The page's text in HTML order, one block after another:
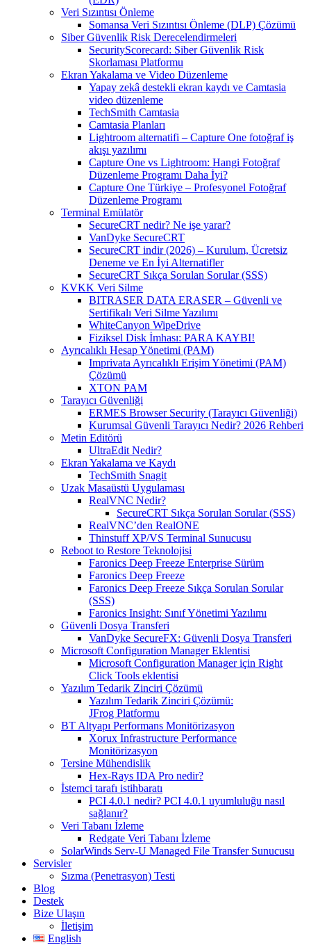
Veri Sızıntısı Önleme
Somansa Veri Sızıntısı Önleme (DLP) Çözümü
Siber Güvenlik Risk Derecelendirmeleri
SecurityScorecard: Siber Güvenlik Risk
Skorlaması Platformu
Ekran Yakalama ve Video Düzenleme
Yapay zekâ destekli ekran kaydı ve Camtasia
video düzenleme
TechSmith Camtasia
Camtasia Planları
Lightroom alternatifi – Capture One fotoğraf iş
akışı yazılımı
Capture One vs Lightroom: Hangi Fotoğraf
Düzenleme Programı Daha İyi?
Capture One Türkiye – Profesyonel Fotoğraf
Düzenleme Programı
Terminal Emülatör
SecureCRT nedir? Ne işe yarar?
VanDyke SecureCRT
SecureCRT indir (2026) – Kurulum, Ücretsiz
Deneme ve En İyi Alternatifler
SecureCRT Sıkça Sorulan Sorular (SSS)
KVKK Veri Silme
BITRASER DATA ERASER – Güvenli ve
Sertifikalı Veri Silme Yazılımı
WhiteCanyon WipeDrive
Fiziksel Disk İmhası: PARA KAYBI!
Ayrıcalıklı Hesap Yönetimi (PAM)
Imprivata Ayrıcalıklı Erişim Yönetimi (PAM)
Çözümü
XTON PAM
Tarayıcı Güvenliği
ERMES Browser Security (Tarayıcı Güvenliği)
Kurumsal Güvenli Tarayıcı Nedir? 2026 Rehberi
Metin Editörü
UltraEdit Nedir?
Ekran Yakalama ve Kaydı
TechSmith Snagit
Uzak Masaüstü Uygulaması
RealVNC Nedir?
SecureCRT Sıkça Sorulan Sorular (SSS)
RealVNC’den RealONE
Thinstuff XP/VS Terminal Sunucusu
Reboot to Restore Teknolojisi
Faronics Deep Freeze Enterprise Sürüm
Faronics Deep Freeze
Faronics Deep Freeze Sıkça Sorulan Sorular
(SSS)
Faronics Insight: Sınıf Yönetimi Yazılımı
Güvenli Dosya Transferi
VanDyke SecureFX: Güvenli Dosya Transferi
Microsoft Configuration Manager Eklentisi
Microsoft Configuration Manager için Right
Click Tools eklentisi
Yazılım Tedarik Zinciri Çözümü
Yazılım Tedarik Zinciri Çözümü:
JFrog Platformu
BT Altyapı Performans Monitörizasyon
Xorux Infrastructure Performance
Monitörizasyon
Tersine Mühendislik
Hex-Rays IDA Pro nedir?
İstemci tarafı istihbaratı
PCI 4.0.1 nedir? PCI 4.0.1 uyumluluğu nasıl
sağlanır?
Veri Tabanı İzleme
Redgate Veri Tabanı İzleme
SolarWinds Serv-U Managed File Transfer Sunucusu
Servisler
Sızma (Penetrasyon) Testi
Blog
Destek
Bize Ulaşın
İletişim
English